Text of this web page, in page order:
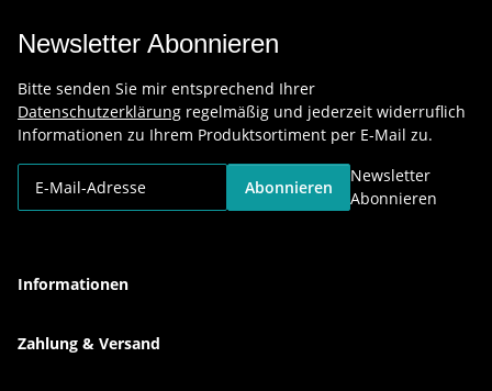
Newsletter Abonnieren
Bitte senden Sie mir entsprechend Ihrer
Datenschutzerklärung regelmäßig und jederzeit widerruflich
Informationen zu Ihrem Produktsortiment per E-Mail zu.
Abonnieren
Newsletter
Abonnieren
Informationen
Zahlung & Versand